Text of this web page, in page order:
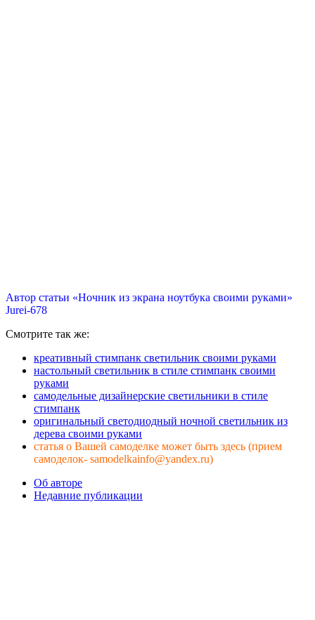
Автор статьи «Ночник из экрана ноутбука своими руками»
Jurei-678
Смотрите так же:
креативный стимпанк светильник своими руками
настольный светильник в стиле стимпанк своими
руками
cамодельные дизайнерские светильники в стиле
стимпанк
оригинальный светодиодный ночной светильник из
дерева своими руками
статья о Вашей самоделке может быть здесь (прием
самоделок- samodelkainfo@yandex.ru)
Об авторе
Недавние публикации